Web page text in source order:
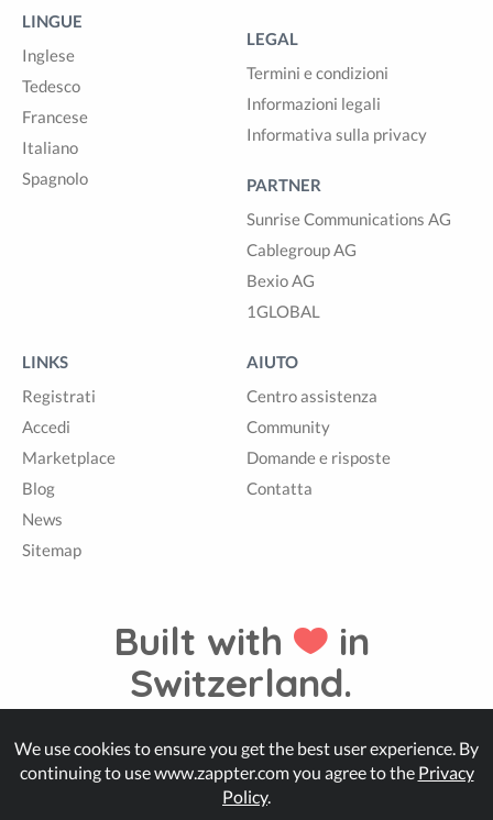
LINGUE
Inglese
Tedesco
Francese
Italiano
Spagnolo
LEGAL
Termini e condizioni
Informazioni legali
Informativa sulla privacy
PARTNER
Sunrise Communications AG
Cablegroup AG
Bexio AG
1GLOBAL
LINKS
Registrati
Accedi
Marketplace
Blog
News
Sitemap
AIUTO
Centro assistenza
Community
Domande e risposte
Contatta
Built with
in
Switzerland.
© Zappter
We use cookies to ensure you get the best user experience. By
continuing to use www.zappter.com you agree to the Privacy
Policy.